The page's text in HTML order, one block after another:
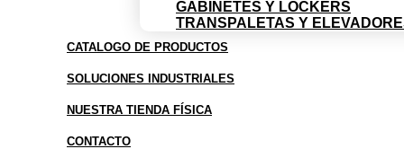
GABINETES Y LOCKERS
TRANSPALETAS Y
CATALOGO DE PRODUCTOS
SOLUCIONES INDUSTRIALES
NUESTRA TIENDA FÍSICA
CONTACTO